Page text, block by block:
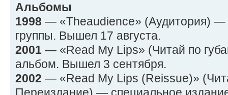
Альбомы
1998 — «Theaudience» (Аудитория) —
группы. Вышел 17 августа.
2001 — «Read My Lips» (Читай по
альбом. Вышел 3 сентября.
2002 — «Read My Lips (Reissue)»